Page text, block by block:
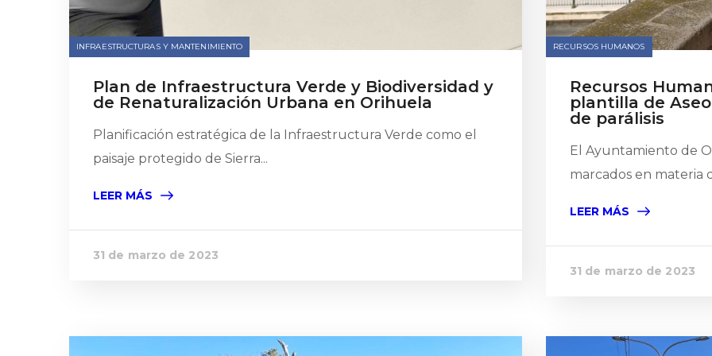
INFRAESTRUCTURAS Y MANTENIMIENTO
Plan de Infraestructura Verde y Biodiversidad y
de Renaturalización Urbana en Orihuela
Planificación estratégica de la Infraestructura Verde como el
paisaje protegido de Sierra...
LEER MÁS
31 de marzo de 2023
RECURSOS HUMANOS
Recursos
plantilla de
de parálisis
El Ayuntamiento de
marcados en materia
LEER MÁS
31 de marzo de 2023